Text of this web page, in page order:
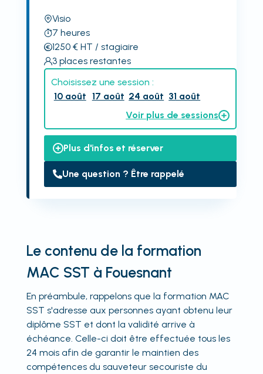
Visio
7 heures
1250€ HT / stagiaire
3 places restantes
Choisissez une session :
10 août 17 août 24 août 31 août
Voir plus de sessions
Plus d'infos et réserver
Une question ? Être rappelé
Le contenu de la formation
MAC SST à Fouesnant
En préambule, rappelons que la formation MAC
SST s'adresse aux personnes ayant obtenu leur
diplôme SST et dont la validité arrive à
échéance. Celle-ci doit être effectuée tous les
24 mois afin de garantir le maintien des
compétences du sauveteur secouriste du